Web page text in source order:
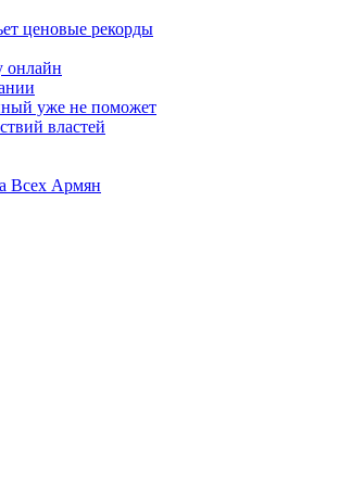
ценовые рекорды
онлайн
уже не поможет
властей
Всех Армян